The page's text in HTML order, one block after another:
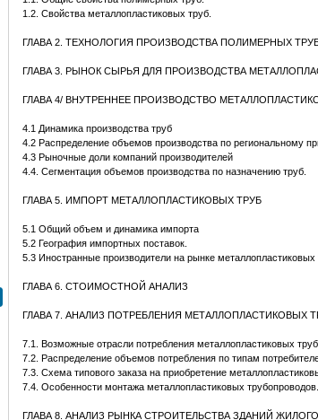
1.2. Свойства металлопластиковых труб.
ГЛАВА 2. ТЕХНОЛОГИЯ ПРОИЗВОДСТВА ПОЛИМЕРНЫХ
ГЛАВА 3. РЫНОК СЫРЬЯ ДЛЯ ПРОИЗВОДСТВА
ГЛАВА 4/ ВНУТРЕННЕЕ ПРОИЗВОДСТВО
4.1 Динамика производства труб
4.2 Распределение объемов производства по региональному
4.3 Рыночные доли компаний производителей
4.4. Сегментация объемов производства по назначению труб.
ГЛАВА 5. ИМПОРТ МЕТАЛЛОПЛАСТИКОВЫХ ТРУБ
5.1 Общий объем и динамика импорта
5.2 География импортных поставок.
5.3 Иностранные производители на рынке металлопластиковых
ГЛАВА 6. СТОИМОСТНОЙ АНАЛИЗ
ГЛАВА 7. АНАЛИЗ ПОТРЕБЛЕНИЯ МЕТАЛЛОПЛАСТИКОВЫХ
7.1. Возможные отрасли потребления металлопластиковых труб.
7.2. Распределение объемов потребления по типам
7.3. Схема типового заказа на приобретение
7.4. Особенности монтажа металлопластиковых трубопроводов.
ГЛАВА 8. АНАЛИЗ РЫНКА СТРОИТЕЛЬСТВА ЗДАНИЙ